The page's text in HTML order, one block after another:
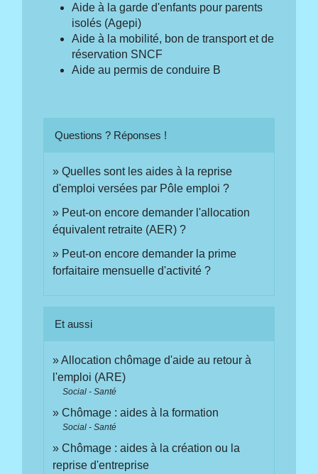
Aide à la garde d'enfants pour parents
isolés (Agepi)
Aide à la mobilité, bon de transport et de
réservation SNCF
Aide au permis de conduire B
Questions ? Réponses !
Quelles sont les aides à la reprise
d'emploi versées par Pôle emploi ?
Peut-on encore demander l'allocation
équivalent retraite (AER) ?
Peut-on encore demander la prime
forfaitaire mensuelle d'activité ?
Et aussi
Allocation chômage d'aide au retour à
l'emploi (ARE)
Social - Santé
Chômage : aides à la formation
Social - Santé
Chômage : aides à la création ou la
reprise d'entreprise